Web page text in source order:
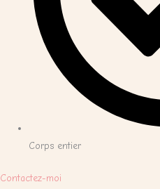
Corps entier
Contactez-moi